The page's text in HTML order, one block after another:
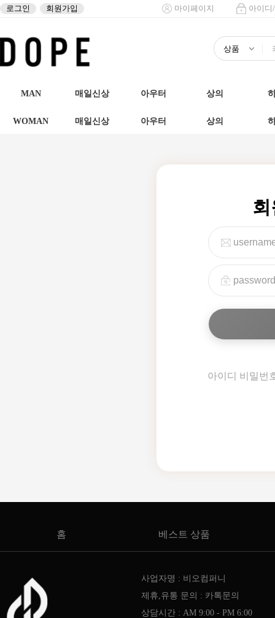
로그인 회원가입 마이페이지 아이디
MAN 매일신상 아우터 상의
WOMAN 매일신상 아우터 상의
아이디 비밀번
홈 베스트 상품
사업자명 : 비오컴퍼니
제휴,유통 문의 : 카톡문의
상담시간 : AM 9:00 - PM 6:00